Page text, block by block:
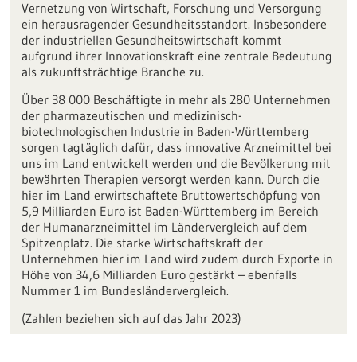
Vernetzung von Wirtschaft, Forschung und Versorgung
ein herausragender Gesundheitsstandort. Insbesondere
der industriellen Gesundheitswirtschaft kommt
aufgrund ihrer Innovationskraft eine zentrale Bedeutung
als zukunftsträchtige Branche zu.
Über 38 000 Beschäftigte in mehr als 280 Unternehmen
der pharmazeutischen und medizinisch-
biotechnologischen Industrie in Baden-Württemberg
sorgen tagtäglich dafür, dass innovative Arzneimittel bei
uns im Land entwickelt werden und die Bevölkerung mit
bewährten Therapien versorgt werden kann. Durch die
hier im Land erwirtschaftete Bruttowertschöpfung von
5,9 Milliarden Euro ist Baden-Württemberg im Bereich
der Humanarzneimittel im Ländervergleich auf dem
Spitzenplatz. Die starke Wirtschaftskraft der
Unternehmen hier im Land wird zudem durch Exporte in
Höhe von 34,6 Milliarden Euro gestärkt – ebenfalls
Nummer 1 im Bundesländervergleich.
(Zahlen beziehen sich auf das Jahr 2023)